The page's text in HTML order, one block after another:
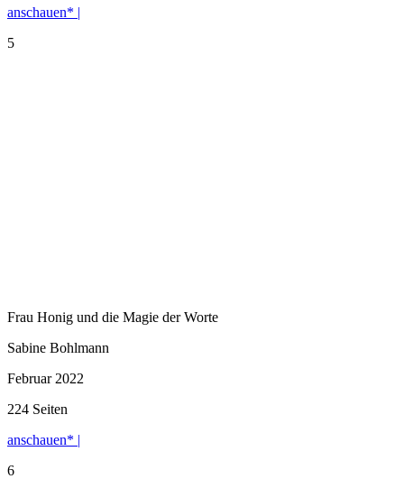
anschauen* |
5
Frau Honig und die Magie der Worte
Sabine Bohlmann
Februar 2022
224 Seiten
anschauen* |
6